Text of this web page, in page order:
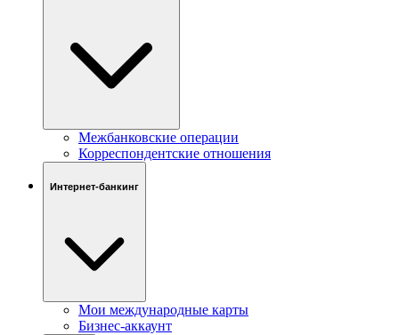
Межбанковские операции
Корреспондентские отношения
Интернет-банкинг
Мои международные карты
Бизнес-аккаунт